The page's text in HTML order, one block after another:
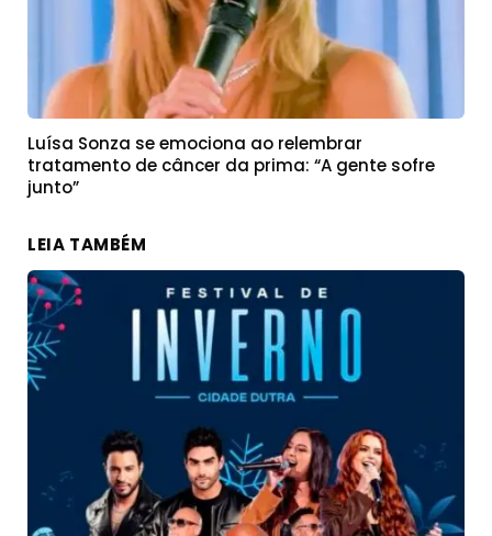
Luísa Sonza se emociona ao relembrar
tratamento de câncer da prima: “A gente sofre
junto”
LEIA TAMBÉM